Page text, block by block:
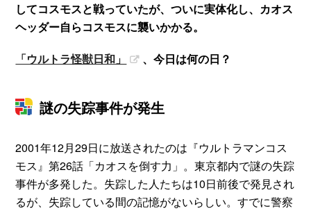
してコスモスと戦っていたが、ついに実体化し、カオス
ヘッダー自らコスモスに襲いかかる。
「ウルトラ怪獣日和」
、今日は何の日？
謎の失踪事件が発生
2001年12月29日に放送されたのは『ウルトラマンコス
モス』第26話「カオスを倒す力」。東京都内で謎の失踪
事件が多発した。失踪した人たちは10日前後で発見され
るが、失踪している間の記憶がないらしい。すでに警察